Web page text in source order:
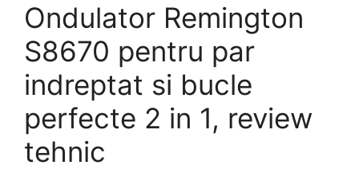
Ondulator Remington
S8670 pentru par
indreptat si bucle
perfecte 2 in 1, review
tehnic